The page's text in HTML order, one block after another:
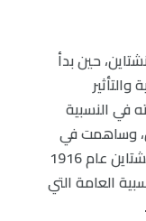
أينشتاين، حين بدأ
في النسبية
وساهمت في
تأسيس علم الفلك الحديث، وقد وسّع أينشتاين عام 1916
العامة التي